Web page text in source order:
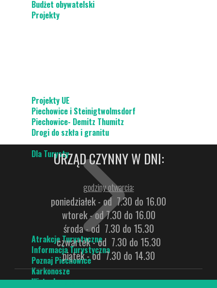
Budżet obywatelski
Projekty
Projekty UE
Piechowice i Steinigtwolmsdorf
Piechowice- Demitz Thumitz
Drogi do szkła i granitu
Dla Turysty
Atrakcje Turystyczne
Informacja Turystyczna
Poznaj Piechowice
Karkonosze
Wirtualny spacer
URZĄD CZYNNY W DNI:
godziny otwarcia:
poniedziałek - od 7.30 do 16.00
wtorek - od 7.30 do 16.00
środa - od 7.30 do 15.30
czwartek - od 7.30 do 15.30
piątek - od 7.30 do 14.30